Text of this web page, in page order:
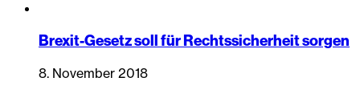
Brexit-Gesetz soll für Rechtssicherheit sorgen
8. November 2018